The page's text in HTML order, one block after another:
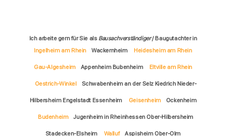
Ich arbeite gern für Sie als Bausachverständiger/ Baugutachter in
Ingelheim am Rhein
Wackernheim Heidesheim am Rhein
Gau-Algesheim Appenheim Bubenheim Eltville am Rhein
Oestrich-Winkel Schwabenheim an der Selz Kiedrich Nieder-
Hilbersheim Engelstadt Essenheim Geisenheim Ockenheim
Budenheim Jugenheim in Rheinhessen Ober-Hilbersheim
Stadecken-Elsheim Walluf Aspisheim Ober-Olm